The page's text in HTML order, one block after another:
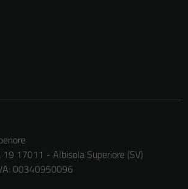
17011 - Albisola Superiore (SV)
00340950096